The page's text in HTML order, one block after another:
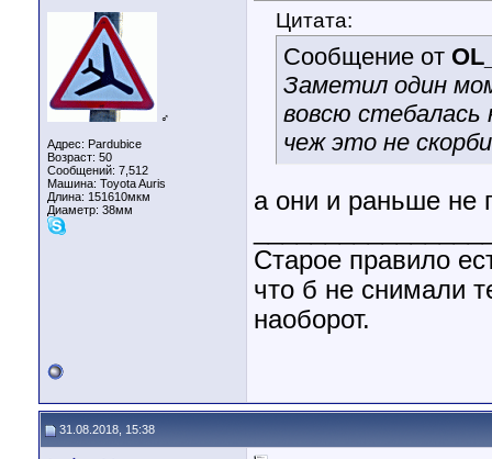
♂
Адрес: Pardubice
Возраст: 50
Сообщений: 7,512
Машина: Toyota Auris
Длина: 151610мкм
Диаметр: 38мм
Цитата:
Сообщение от
Заметил один
вовсю
чеж это не
а они и раньше не
Старое правило
что б не снимали
наоборот.
31.08.2018, 15:38